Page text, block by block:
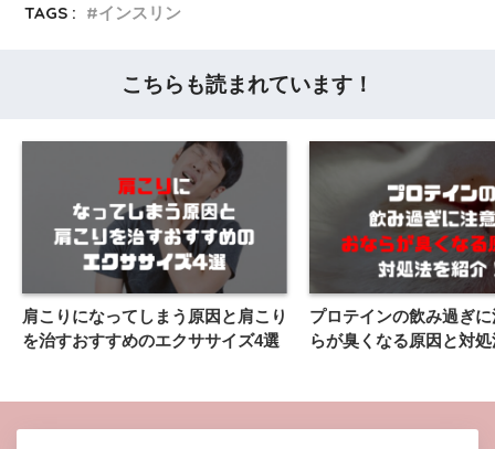
TAGS :
インスリン
こちらも読まれています！
肩こりになってしまう原因と肩こり
を治すおすすめのエクササイズ4選
プロテインの飲み過ぎ
らが臭くなる原因と対処